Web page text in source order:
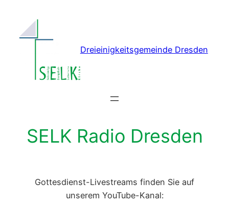
Dreieinigkeitsgemeinde Dresden
SELK Radio Dresden
Gottesdienst-Livestreams finden Sie auf
unserem YouTube-Kanal: